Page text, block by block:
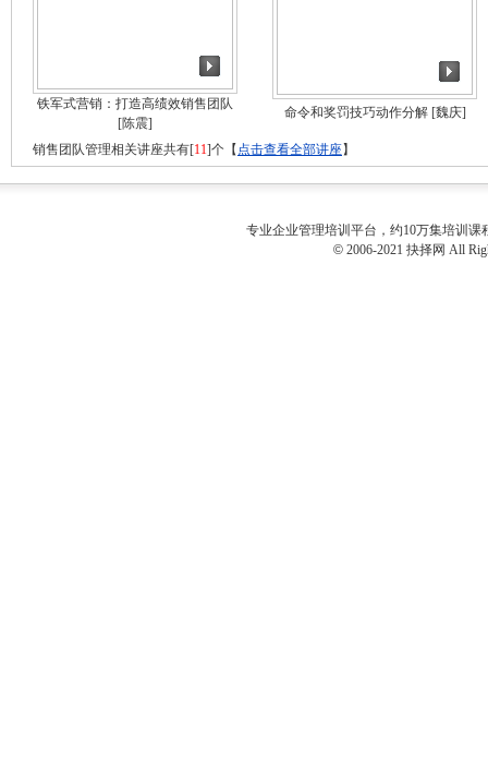
铁军式营销：打造高绩效销售团队
[陈震]
命令和奖罚技巧动作分解[魏庆]
销售团队管理相关讲座共有[11]个【 点击查看全部讲座】
专业企业管理培训 平台，约10万集培训课
© 2006-2021 抉择网 All